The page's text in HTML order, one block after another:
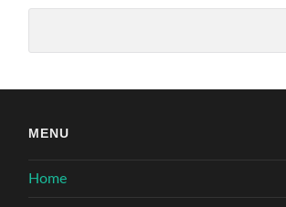
MENU
Home